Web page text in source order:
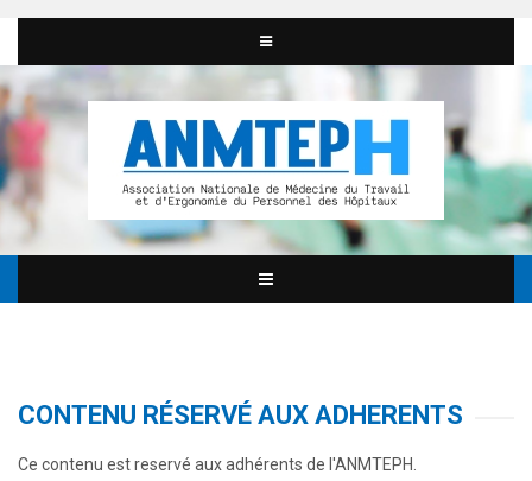
CONTENU RÉSERVÉ AUX ADHERENTS
Ce contenu est reservé aux adhérents de l'ANMTEPH.